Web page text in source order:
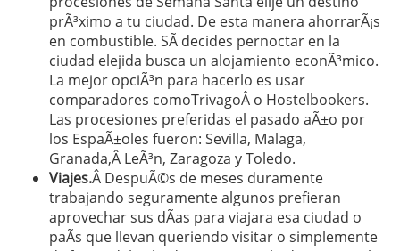
prÃ³ximo a tu ciudad. De esta manera ahorrarÃ¡s
en combustible. SÃ­ decides pernoctar en la
ciudad elejida busca un alojamiento econÃ³mico.
La mejor opciÃ³n para hacerlo es usar
comparadores comoTrivagoÂ o Hostelbookers.
Las procesiones preferidas el pasado aÃ±o por
los EspaÃ±oles fueron: Sevilla, Malaga,
Granada,Â LeÃ³n, Zaragoza y Toledo.
Viajes.Â DespuÃ©s de meses duramente
trabajando seguramente algunos prefieran
aprovechar sus dÃ­as para viajara esa ciudad o
paÃ­s que llevan queriendo visitar o simplemente